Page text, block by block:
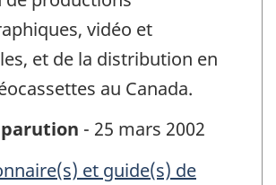
vidéo et
et de la distribution en
au Canada.
- 25 mars 2002
et guide(s) de